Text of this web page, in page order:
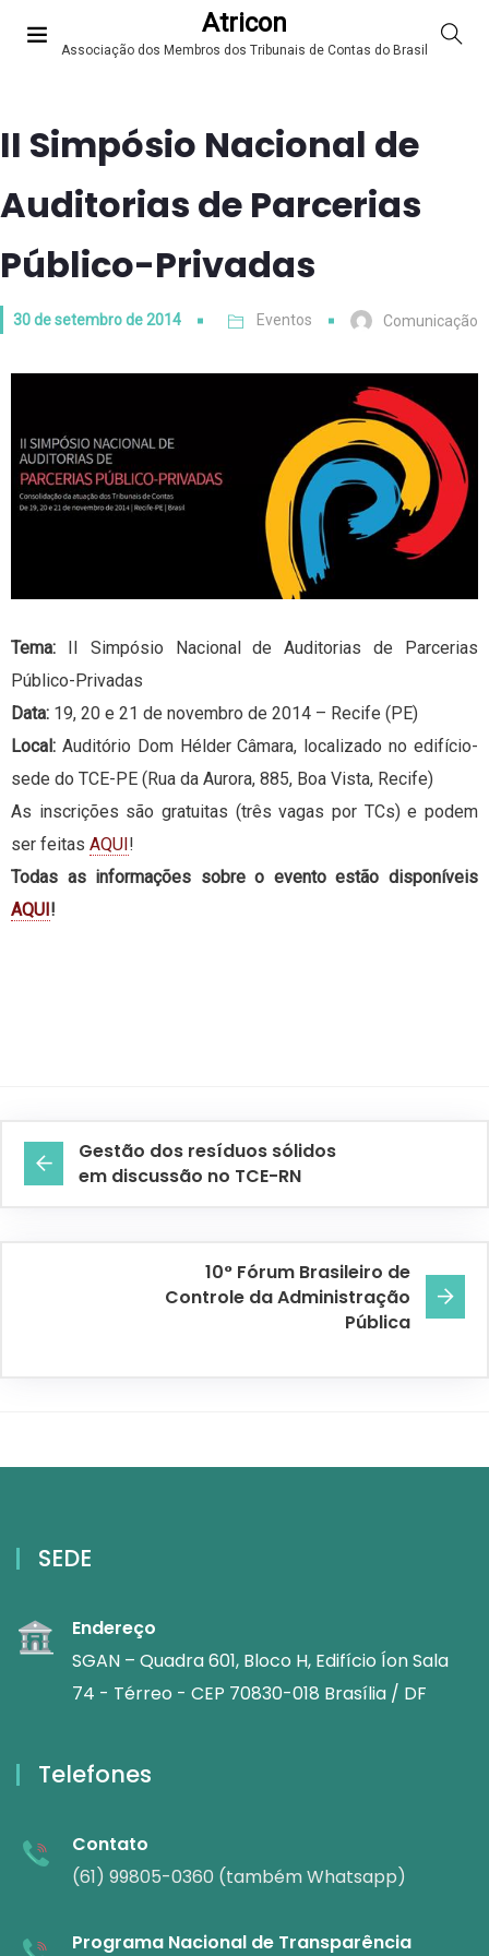
Atricon
Associação dos Membros dos Tribunais de Contas do Brasil
II Simpósio Nacional de
Auditorias de Parcerias
Público-Privadas
30 de setembro de 2014 Eventos Comunicação
Tema: II Simpósio Nacional de Auditorias de Parcerias
Público-Privadas
Data: 19, 20 e 21 de novembro de 2014 – Recife (PE)
Local: Auditório Dom Hélder Câmara, localizado no edifício-
sede do TCE-PE (Rua da Aurora, 885, Boa Vista, Recife)
As inscrições são gratuitas (três vagas por TCs) e podem
ser feitas AQUI!
Todas as informações sobre o evento estão disponíveis
AQUI!
Gestão dos resíduos sólidos
em discussão no TCE-RN
10° Fórum Brasileiro de
Controle da Administração
Pública
SEDE
Endereço
SGAN – Quadra 601, Bloco H, Edifício Íon Sala
74 - Térreo - CEP 70830-018 Brasília / DF
Telefones
Contato
(61) 99805-0360 (também Whatsapp)
Programa Nacional de Transparência